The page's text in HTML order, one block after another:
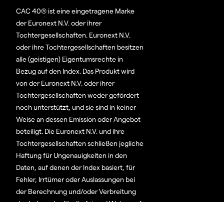
CAC 40® ist eine eingetragene Marke
der Euronext N.V. oder ihrer
Tochtergesellschaften. Euronext N.V.
oder ihre Tochtergesellschaften besitzen
alle (geistigen) Eigentumsrechte in
Bezug auf den Index. Das Produkt wird
von der Euronext N.V. oder ihrer
Tochtergesellschaften weder gefördert
noch unterstützt, und sie sind in keiner
Weise an dessen Emission oder Angebot
beteiligt. Die Euronext N.V. und ihre
Tochtergesellschaften schließen jegliche
Haftung für Ungenauigkeiten in den
Daten, auf denen der Index basiert, für
Fehler, Irrtümer oder Auslassungen bei
der Berechnung und/oder Verbreitung